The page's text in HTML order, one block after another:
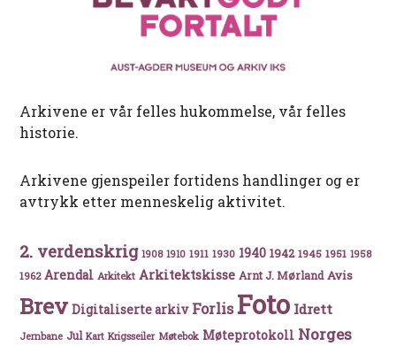
Arkivene er vår felles hukommelse, vår felles
historie.
Arkivene gjenspeiler fortidens handlinger og er
avtrykk etter menneskelig aktivitet.
2. verdenskrig 1908 1910 1911 1930 1940 1942 1945 1951 1958
1962 Arendal Arkitekt Arkitektskisse Arnt J. Mørland Avis
Brev Digitaliserte arkiv Forlis Foto Idrett
Jernbane Jul Kart Krigsseiler Møtebok Møteprotokoll Norges